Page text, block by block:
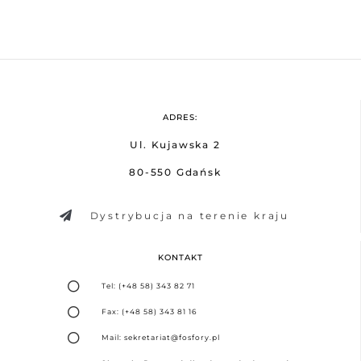
ADRES:
Ul. Kujawska 2
80-550 Gdańsk
Dystrybucja na terenie kraju
KONTAKT
Tel: (+48 58) 343 82 71
Fax: (+48 58) 343 81 16
Mail: sekretariat@fosfory.pl